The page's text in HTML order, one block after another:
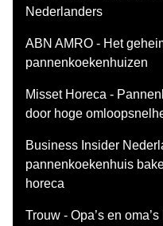
Nederlanders
ABN AMRO - Het
pannenkoekenhuizen
Misset Horeca -
door hoge
Business Insider
pannenkoekenhuis
horeca
Trouw - Opa’s en oma’s